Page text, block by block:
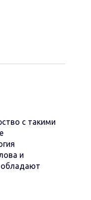
с такими
и
обладают